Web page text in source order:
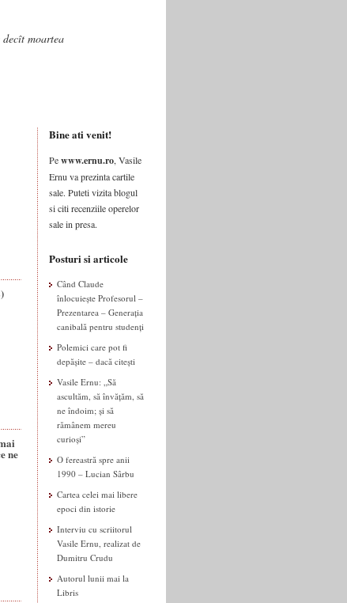
moartea
ne
Bine ati venit!
Pewww.ernu.ro, Vasile
Ernu va prezinta cartile
sale. Puteti vizita blogul
si citi recenziile operelor
sale in presa.
Posturi si articole
Când Claude
înlocuiește Profesorul –
Prezentarea – Generația
canibală pentru studenți
Polemici care pot fi
depășite – dacă citești
Vasile Ernu: „Să
ascultăm, să învățăm, să
ne îndoim; și să
rămânem mereu
curioși”
O fereastră spre anii
1990 – Lucian Sârbu
Cartea celei mai libere
epoci din istorie
Interviu cu scriitorul
Vasile Ernu, realizat de
Dumitru Crudu
Autorul lunii mai la
Libris